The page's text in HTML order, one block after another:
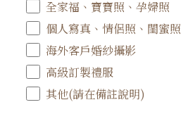
全家福、寶寶照、孕婦照
個人寫真、情侶照、閨蜜照
海外客戶婚紗攝影
高級訂製禮服
其他(請在備註說明)